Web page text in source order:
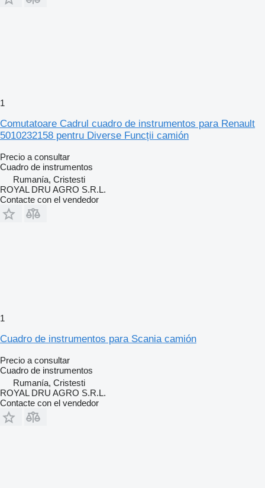
1
Comutatoare Cadrul cuadro de instrumentos para Renault
5010232158 pentru Diverse Funcții camión
Precio a consultar
Cuadro de instrumentos
Rumanía, Cristesti
ROYAL DRU AGRO S.R.L.
Contacte con el vendedor
1
Cuadro de instrumentos para Scania camión
Precio a consultar
Cuadro de instrumentos
Rumanía, Cristesti
ROYAL DRU AGRO S.R.L.
Contacte con el vendedor